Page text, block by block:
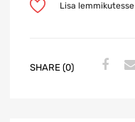
Lisa lemmikutesse
SHARE (0)